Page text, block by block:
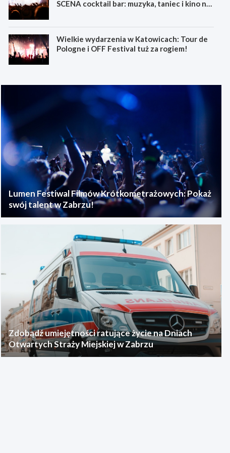
SCENA cocktail bar: muzyka, taniec i kino na
Wielkie wydarzenia w Katowicach: Tour de
Pologne i OFF Festival tuż za rogiem!
Lumen Festiwal Filmów Krótkometrażowych: Pokaż
swój talent w Zabrzu!
Zdobądź umiejętności ratujące życie na Dniach
Otwartych Straży Miejskiej w Zabrzu